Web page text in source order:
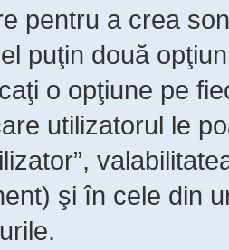
pentru a crea
puţin două
o opţiune pe
utilizatorul le
şi în cele din